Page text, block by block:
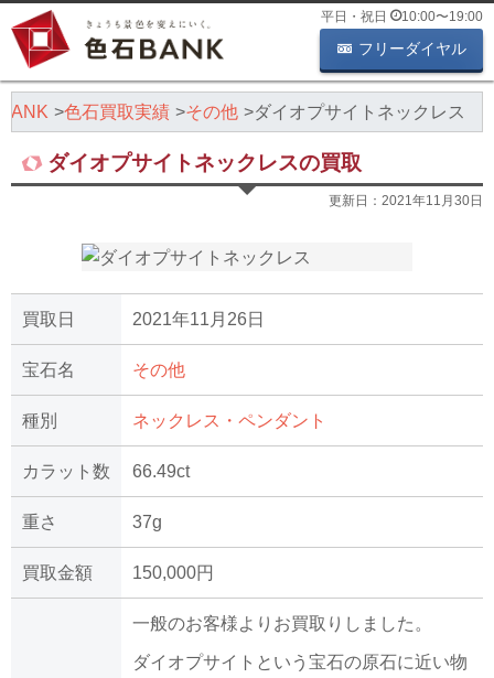
平日・祝日 10:00〜19:00
フリーダイヤル
色石買取実績 その他 ダイオプサイトネックレス
ダイオプサイトネックレスの買取
更新日： 2021年11月30日
買取日 2021年11月26日
宝石名 その他
種別 ネックレス・ペンダント
カラット数 66.49ct
重さ 37g
買取金額 150,000円
一般のお客様よりお買取りしました。
ダイオプサイトという宝石の原石に近い物